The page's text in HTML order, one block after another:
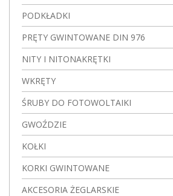
PODKŁADKI
PRĘTY GWINTOWANE DIN 976
NITY I NITONAKRĘTKI
WKRĘTY
ŚRUBY DO FOTOWOLTAIKI
GWOŹDZIE
KOŁKI
KORKI GWINTOWANE
AKCESORIA ŻEGLARSKIE